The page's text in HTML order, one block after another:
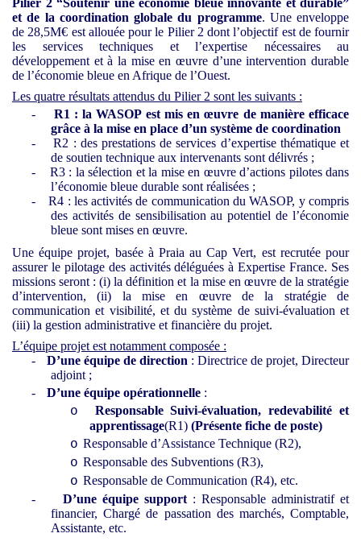
et de la coordination globale du programme. Une enveloppe
de 28,5M€ est allouée pour le Pilier 2 dont l’objectif est de fournir
les services techniques et l’expertise nécessaires au
développement et à la mise en œuvre d’une intervention durable
de l’économie bleue en Afrique de l’Ouest.
Les quatre résultats attendus du Pilier 2 sont les suivants :
-
R1 : la WASOP est mis en œuvre de manière efficace
grâce à la mise en place d’un système de coordination
-
R2 : des prestations de services d’expertise thématique et
de soutien technique aux intervenants sont délivrés ;
-
R3 : la sélection et la mise en œuvre d’actions pilotes dans
l’économie bleue durable sont réalisées ;
-
R4 : les activités de communication du WASOP, y compris
des activités de sensibilisation au potentiel de l’économie
bleue sont mises en œuvre.
Une équipe projet, basée à Praia au Cap Vert, est recrutée pour
assurer le pilotage des activités déléguées à Expertise France. Ses
missions seront : (i) la définition et la mise en œuvre de la stratégie
d’intervention, (ii) la mise en œuvre de la stratégie de
communication et visibilité, et du système de suivi-évaluation et
(iii) la gestion administrative et financière du projet.
L’équipe projet est notamment composée :
-
D’une équipe de direction : Directrice de projet, Directeur
adjoint ;
-
D’une équipe opérationnelle :
o
Responsable Suivi-évaluation, redevabilité et
apprentissage(R1) (Présente fiche de poste)
o Responsable d’Assistance Technique (R2),
o Responsable des Subventions (R3),
o Responsable de Communication (R4), etc.
-
D’une équipe support : Responsable administratif et
financier, Chargé de passation des marchés, Comptable,
Assistante, etc.